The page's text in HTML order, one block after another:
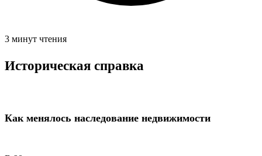
3 минут чтения
Историческая справка
Как менялось наследование недвижимости